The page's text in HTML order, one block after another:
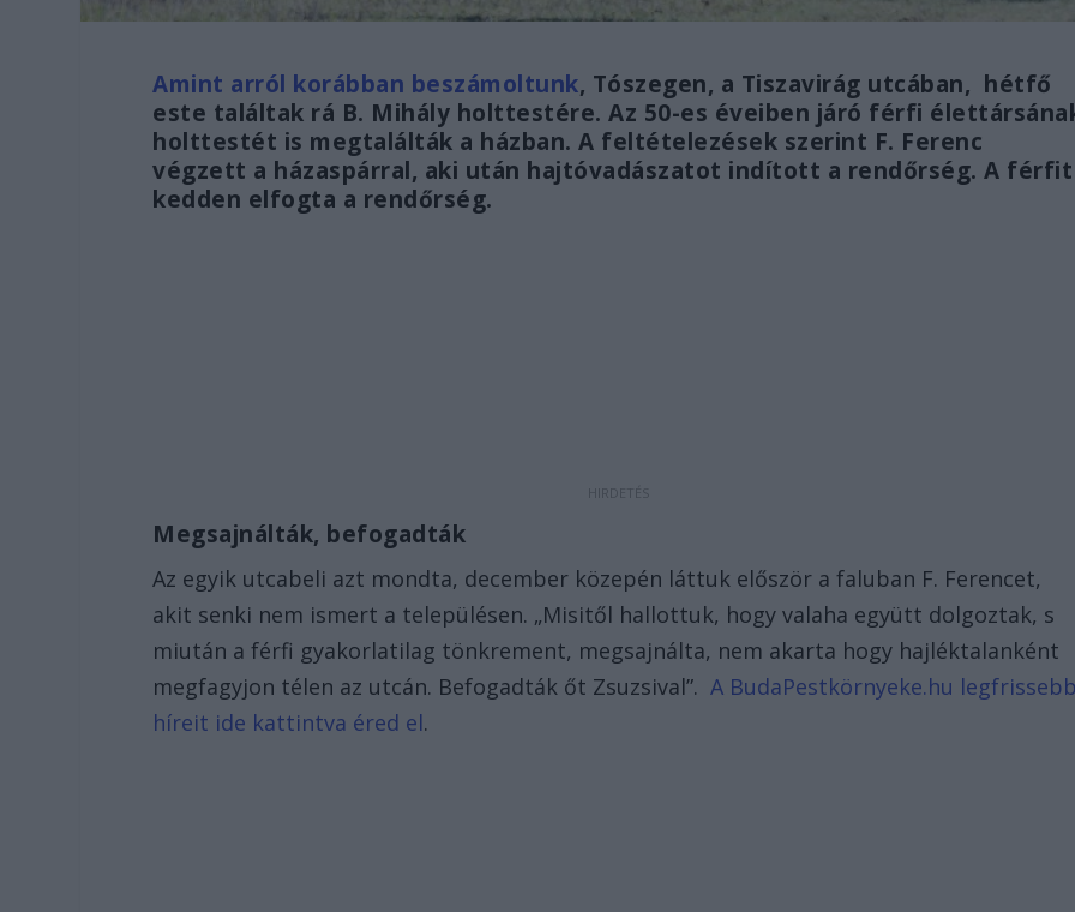
Amint arról korábban beszámoltunk, Tószegen, a Tiszavirág utcában, hétfő
este találtak rá B. Mihály holttestére. Az 50-es éveiben járó férfi
holttestét is megtalálták a házban. A feltételezések szerint F. Ferenc
végzett a házaspárral, aki után hajtóvadászatot indított a rendőrség. A férfit
kedden elfogta a rendőrség.
Megsajnálták, befogadták
Az egyik utcabeli azt mondta, december közepén láttuk először a faluban F. Ferencet,
akit senki nem ismert a településen. „Misitől hallottuk, hogy valaha együtt dolgoztak, s
miután a férfi gyakorlatilag tönkrement, megsajnálta, nem akarta hogy hajléktalanként
megfagyjon télen az utcán. Befogadták őt Zsuzsival”.A BudaPestkörnyeke.hu
híreit ide kattintva éred el.